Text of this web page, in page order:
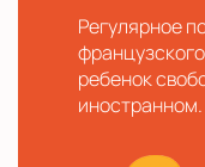
Регулярное
ребенок
иностранном.